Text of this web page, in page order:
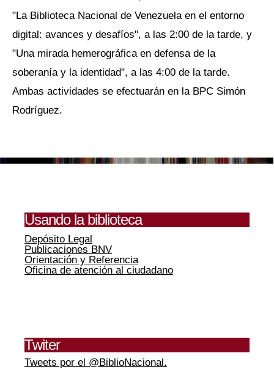
"La Biblioteca Nacional de Venezuela en el entorno
digital: avances y desafíos", a las 2:00 de la tarde, y
"Una mirada hemerográfica en defensa de la
soberanía y la identidad", a las 4:00 de la tarde.
Ambas actividades se efectuarán en la BPC Simón
Rodríguez.
Usando la biblioteca
Depósito Legal
Publicaciones BNV
Orientación y Referencia
Oficina de atención al ciudadano
Twiter
Tweets por el @BiblioNacional.